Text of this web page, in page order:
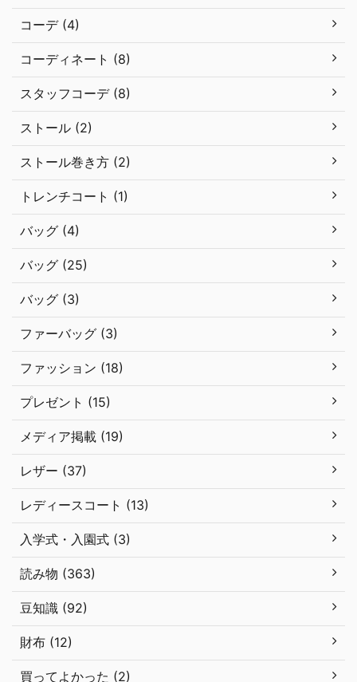
コーデ (4)
コーディネート (8)
スタッフコーデ (8)
ストール (2)
ストール巻き方 (2)
トレンチコート (1)
バッグ (4)
バッグ (25)
バッグ (3)
ファーバッグ (3)
ファッション (18)
プレゼント (15)
メディア掲載 (19)
レザー (37)
レディースコート (13)
入学式・入園式 (3)
読み物 (363)
豆知識 (92)
財布 (12)
買ってよかった (2)